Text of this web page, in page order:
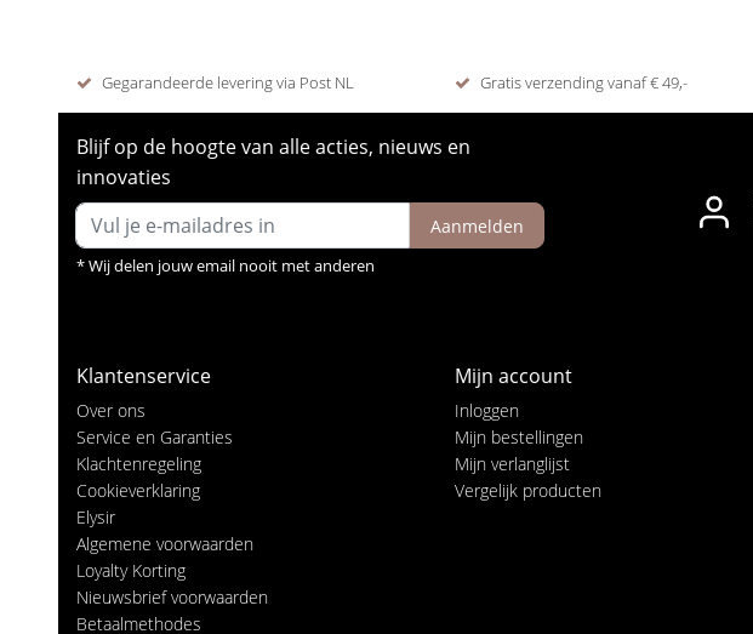
Gegarandeerde levering via Post NL Gratis verzending vanaf € 49,-
Blijf op de hoogte van alle acties, nieuws en
innovaties
Aanmelden
* Wij delen jouw email nooit met anderen
Klantenservice
Over ons
Service en Garanties
Klachtenregeling
Cookieverklaring
Elysir
Algemene voorwaarden
Loyalty Korting
Nieuwsbrief voorwaarden
Betaalmethodes
Mijn account
Inloggen
Mijn bestellingen
Mijn verlanglijst
Vergelijk producten